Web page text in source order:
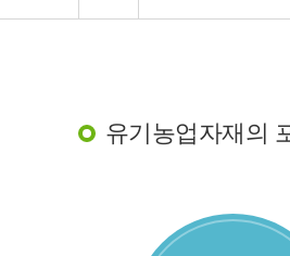
유기농업자재의